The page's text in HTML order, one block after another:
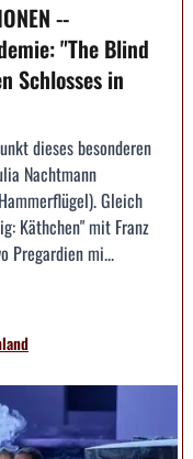
--
"The Blind
Schlosses in
dieses besonderen
Nachtmann
Gleich
Käthchen" mit Franz
Pregardien mi...